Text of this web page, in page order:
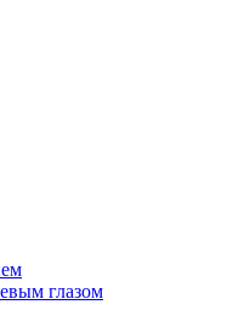
глазом